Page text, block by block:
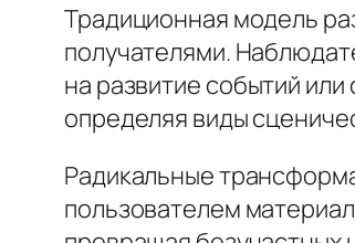
Традиционная модель
получателями.
на развитие событий
определяя виды
Радикальные
пользователем